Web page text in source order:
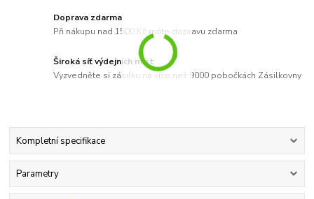
Doprava zdarma
Při nákupu nad 1500 Kč máte dopravu zdarma
Široká síť výdejních míst
Vyzvedněte si zásilku na více než 9000 pobočkách Zásilkovny
Kompletní specifikace
Parametry